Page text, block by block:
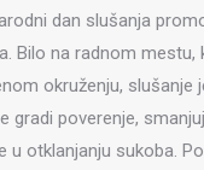
dan slušanja
Bilo na radnom mestu,
okruženju, slušanje
gradi poverenje,
u otklanjanju sukoba.